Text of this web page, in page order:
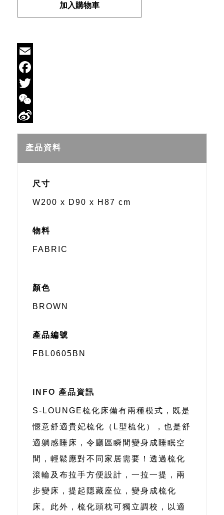
加入購物車
Email
Facebook
Twitter
WeChat
Weibo
產品資料
尺寸
W200 x D90 x H87 cm
物料
FABRIC
顏色
BROWN
產品編號
FBL0605BN
INFO 產品資訊
S-LOUNGE梳化床備有兩種模式，既是
愜意舒適貴妃梳化（L型梳化），也是舒
適躺感睡床，令廳區瞬間變身成睡眠空
間，輕鬆應對不同家居需要！透過梳化
滾輪及布拉手方便設計，一拉一提，兩
步變床，提起隱藏座位，變身成梳化
床。此外，梳化頭枕可獨立調校，以適